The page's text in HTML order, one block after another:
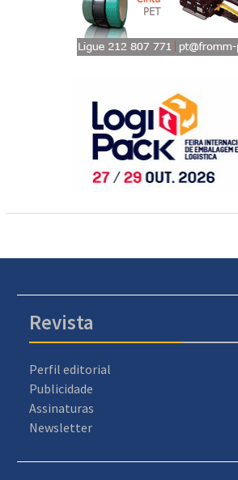
Revista
Perfil editorial
Publicidade
Assinaturas
Newsletter